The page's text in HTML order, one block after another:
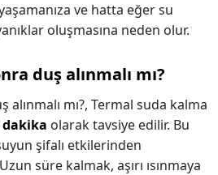
ve hatta eğer su
oluşmasına neden olur.
duş alınmalı mı?
mı?, Termal suda kalma
dakika olarak tavsiye edilir. Bu
şifalı etkilerinden
süre kalmak, aşırı ısınmaya